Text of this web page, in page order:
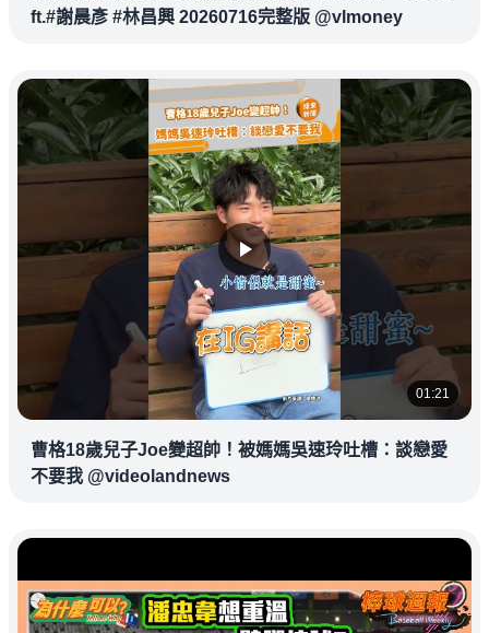
ft.#謝晨彥 #林昌興 20260716完整版 @vlmoney
01:21
曹格18歲兒子Joe變超帥！被媽媽吳速玲吐槽：談戀愛
不要我 @videolandnews